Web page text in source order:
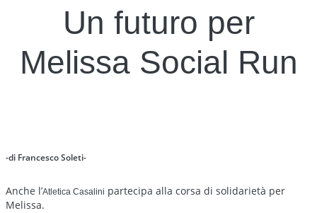
Un futuro per
Melissa Social Run
-di Francesco Soleti-
Anche l’Atletica Casalini partecipa alla corsa di solidarietà per
Melissa.